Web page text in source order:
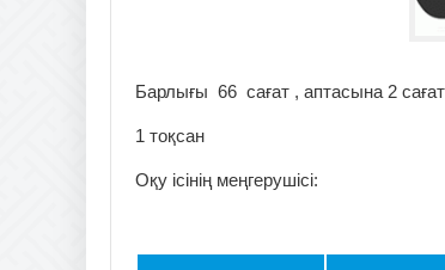
Барлығы 66 сағат , аптасына 2
1 тоқсан
Оқу ісінің